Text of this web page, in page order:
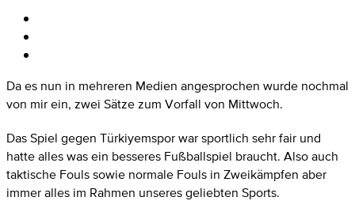
Da es nun in mehreren Medien angesprochen wurde nochmal
von mir ein, zwei Sätze zum Vorfall von Mittwoch.
Das Spiel gegen Türkiyemspor war sportlich sehr fair und
hatte alles was ein besseres Fußballspiel braucht. Also auch
taktische Fouls sowie normale Fouls in Zweikämpfen aber
immer alles im Rahmen unseres geliebten Sports.